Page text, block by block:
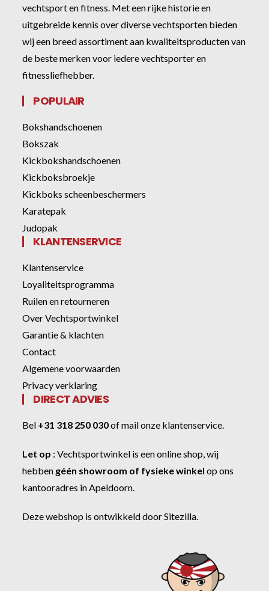
vechtsport en fitness. Met een rijke historie en
uitgebreide kennis over diverse vechtsporten bieden
wij een breed assortiment aan kwaliteitsproducten van
de beste merken voor iedere vechtsporter en
fitnessliefhebber.
POPULAIR
Bokshandschoenen
Bokszak
Kickbokshandschoenen
Kickboksbroekje
Kickboks scheenbeschermers
Karatepak
Judopak
KLANTENSERVICE
Klantenservice
Loyaliteitsprogramma
Ruilen en retourneren
Over Vechtsportwinkel
Garantie & klachten
Contact
Algemene voorwaarden
Privacy verklaring
DIRECT ADVIES
Bel +31 318 250 030ofmail onze klantenservice.
Let op :Vechtsportwinkel is een online shop, wij
hebben géén showroom of fysieke winkel op ons
kantooradres in Apeldoorn.
Deze webshop is ontwikkeld doorSitezilla.